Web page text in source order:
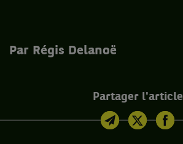
Par Régis Delanoë
Partager l'article